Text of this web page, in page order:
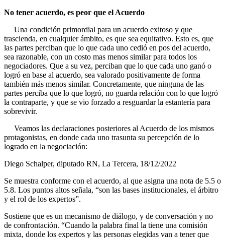
No tener acuerdo, es peor que el Acuerdo
Una condición primordial para un acuerdo exitoso y que
trascienda, en cualquier ámbito, es que sea equitativo. Esto es, que
las partes perciban que lo que cada uno cedió en pos del acuerdo,
sea razonable, con un costo mas menos similar para todos los
negociadores. Que a su vez, perciban que lo que cada uno ganó o
logró en base al acuerdo, sea valorado positivamente de forma
también más menos similar. Concretamente, que ninguna de las
partes perciba que lo que logró, no guarda relación con lo que logró
la contraparte, y que se vio forzado a resguardar la estantería para
sobrevivir.
Veamos las declaraciones posteriores al Acuerdo de los mismos
protagonistas, en donde cada uno trasunta su percepción de lo
logrado en la negociación:
Diego Schalper, diputado RN, La Tercera, 18/12/2022
Se muestra conforme con el acuerdo, al que asigna una nota de 5.5 o
5.8. Los puntos altos señala, “son las bases institucionales, el árbitro
y el rol de los expertos”.
Sostiene que es un mecanismo de diálogo, y de conversación y no
de confrontación. “Cuando la palabra final la tiene una comisión
mixta, donde los expertos y las personas elegidas van a tener que